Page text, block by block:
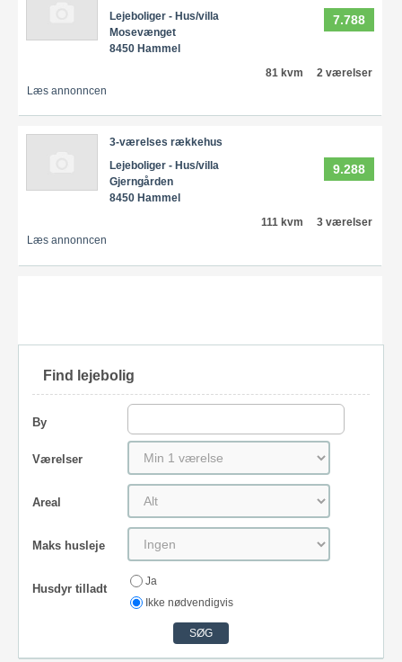
7.788
Lejeboliger - Hus/villa
Mosevænget
8450 Hammel
81 kvm
2 værelser
Læs annonncen
3-værelses rækkehus
9.288
Lejeboliger - Hus/villa
Gjerngården
8450 Hammel
111 kvm
3 værelser
Læs annonncen
Find lejebolig
By
Værelser
Areal
Maks husleje
Husdyr tilladt
Ja
Ikke nødvendigvis